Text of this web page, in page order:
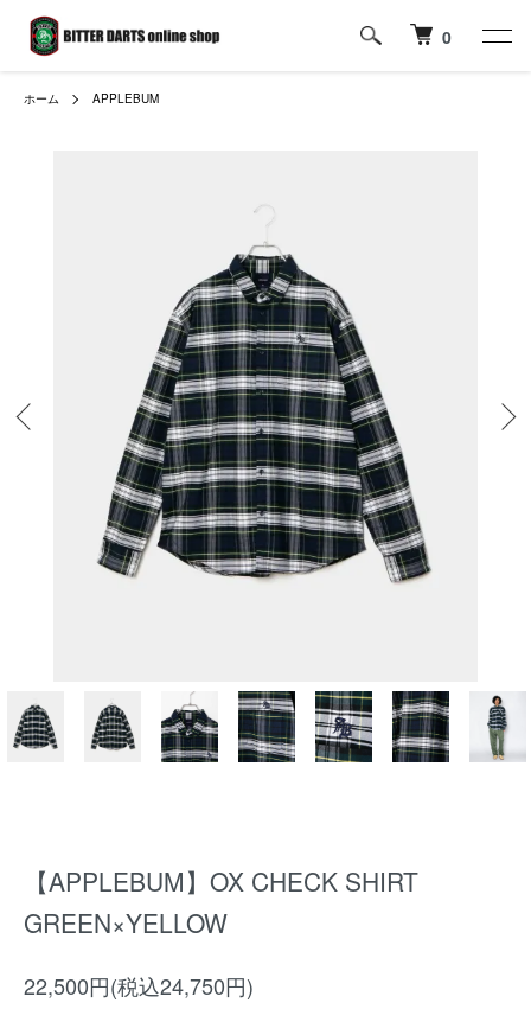
0
ホーム APPLEBUM
【APPLEBUM】OX CHECK SHIRT
GREEN×YELLOW
22,500円(税込24,750円)